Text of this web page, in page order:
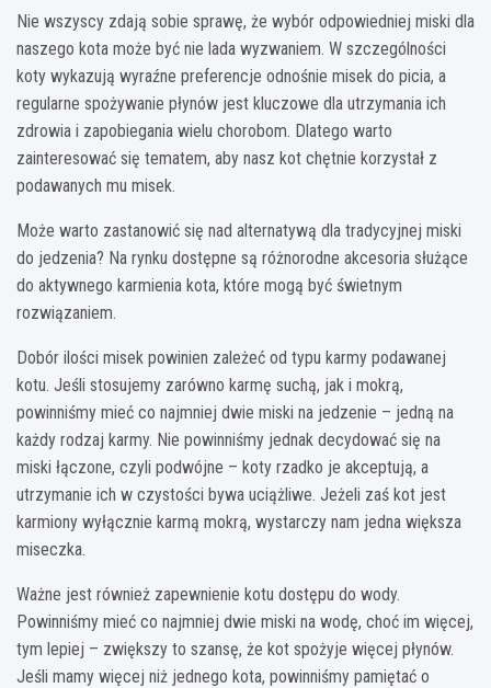
Nie wszyscy zdają sobie sprawę, że wybór odpowiedniej miski dla
naszego kota może być nie lada wyzwaniem. W szczególności
koty wykazują wyraźne preferencje odnośnie misek do picia, a
regularne spożywanie płynów jest kluczowe dla utrzymania ich
zdrowia i zapobiegania wielu chorobom. Dlatego warto
zainteresować się tematem, aby nasz kot chętnie korzystał z
podawanych mu misek.
Może warto zastanowić się nad alternatywą dla tradycyjnej miski
do jedzenia? Na rynku dostępne są różnorodne akcesoria służące
do aktywnego karmienia kota, które mogą być świetnym
rozwiązaniem.
Dobór ilości misek powinien zależeć od typu karmy podawanej
kotu. Jeśli stosujemy zarówno karmę suchą, jak i mokrą,
powinniśmy mieć co najmniej dwie miski na jedzenie – jedną na
każdy rodzaj karmy. Nie powinniśmy jednak decydować się na
miski łączone, czyli podwójne – koty rzadko je akceptują, a
utrzymanie ich w czystości bywa uciążliwe. Jeżeli zaś kot jest
karmiony wyłącznie karmą mokrą, wystarczy nam jedna większa
miseczka.
Ważne jest również zapewnienie kotu dostępu do wody.
Powinniśmy mieć co najmniej dwie miski na wodę, choć im więcej,
tym lepiej – zwiększy to szansę, że kot spożyje więcej płynów.
Jeśli mamy więcej niż jednego kota, powinniśmy pamiętać o